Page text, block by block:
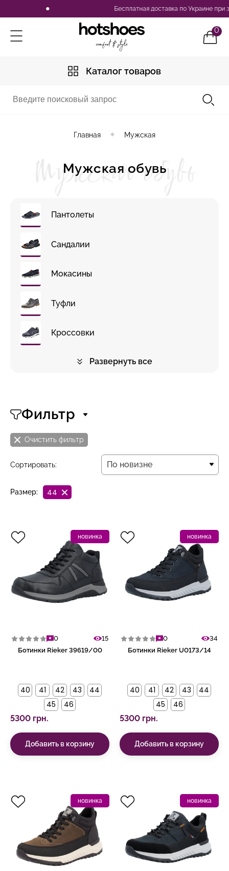
Бесплатная доставка по Украине при заказе от 2500 грн
0
Каталог товаров
Главная Мужская
Мужская обувь
Мужская обувь
Пантолеты
Сандалии
Мокасины
Туфли
Кроссовки
Развернуть все
Фильтр
Очистить фильтр
Сортировать: По новизне
Размер: 44
новинка
0
15
Ботинки Rieker 39619/00
40 41 42 43
44
45
46
5300 грн.
Добавить в корзину
новинка
0
34
Ботинки Rieker U0173/14
40 41 42 43
44
45
46
5300 грн.
Добавить в корзину
новинка новинка